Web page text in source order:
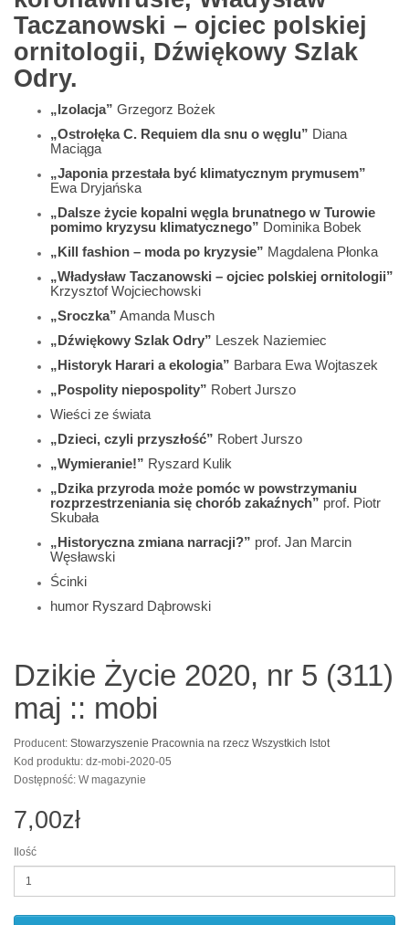
Taczanowski – ojciec polskiej
ornitologii, Dźwiękowy Szlak
Odry.
„Izolacja” Grzegorz Bożek
„Ostrołęka C. Requiem dla snu o węglu” Diana
Maciąga
„Japonia przestała być klimatycznym prymusem”
Ewa Dryjańska
„Dalsze życie kopalni węgla brunatnego w Turowie
pomimo kryzysu klimatycznego” Dominika Bobek
„Kill fashion – moda po kryzysie” Magdalena Płonka
„Władysław Taczanowski – ojciec polskiej ornitologii”
Krzysztof Wojciechowski
„Sroczka” Amanda Musch
„Dźwiękowy Szlak Odry” Leszek Naziemiec
„Historyk Harari a ekologia” Barbara Ewa Wojtaszek
„Pospolity niepospolity” Robert Jurszo
Wieści ze świata
„Dzieci, czyli przyszłość” Robert Jurszo
„Wymieranie!” Ryszard Kulik
„Dzika przyroda może pomóc w powstrzymaniu
rozprzestrzeniania się chorób zakaźnych” prof. Piotr
Skubała
„Historyczna zmiana narracji?” prof. Jan Marcin
Węsławski
Ścinki
humor Ryszard Dąbrowski
Dzikie Życie 2020, nr 5 (311)
maj :: mobi
Producent: Stowarzyszenie Pracownia na rzecz Wszystkich Istot
Kod produktu: dz-mobi-2020-05
Dostępność: W magazynie
7,00zł
Ilość